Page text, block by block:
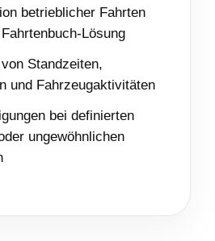
betrieblicher Fahrten
Lösung
Standzeiten,
und Fahrzeugaktivitäten
bei definierten
ungewöhnlichen